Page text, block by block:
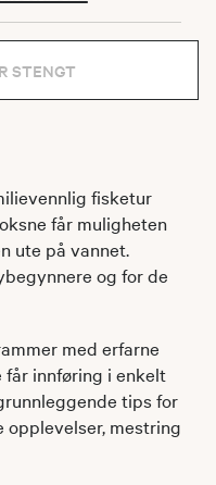
STENGT
fisketur
får muligheten
ute på vannet.
og for de
med erfarne
innføring i enkelt
tips for
opplevelser, mestring